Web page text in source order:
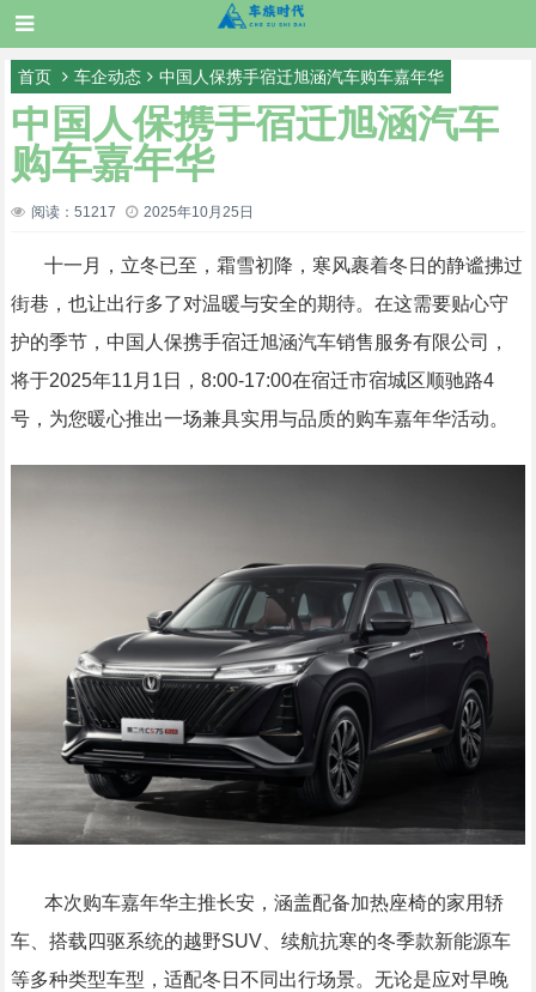
首页 车企动态 中国人保携手宿迁旭涵汽车购车嘉年华
中国人保携手宿迁旭涵汽车
购车嘉年华
阅读：51217 2025年10月25日
十一月，立冬已至，霜雪初降，寒风裹着冬日的静谧拂过
街巷，也让出行多了对温暖与安全的期待。在这需要贴心守
护的季节，中国人保携手宿迁旭涵汽车销售服务有限公司，
将于2025年11月1日，8:00-17:00在宿迁市宿城区顺驰路4
号，为您暖心推出一场兼具实用与品质的购车嘉年华活动。
本次购车嘉年华主推长安，涵盖配备加热座椅的家用轿
车、搭载四驱系统的越野SUV、续航抗寒的冬季款新能源车
等多种类型车型，适配冬日不同出行场景。无论是应对早晚